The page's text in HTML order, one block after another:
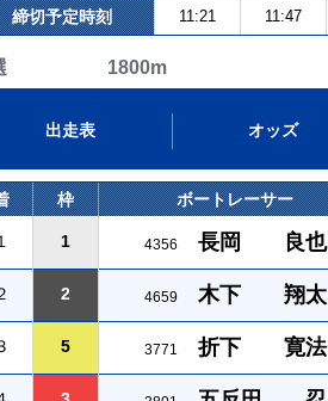
締切予定時刻 11:21 11:47
選 1800m
出走表 オッズ
枠 ボートレーサー
1 4356 長岡 良也
2 4659 木下 翔太
5 3771 折下 寛法